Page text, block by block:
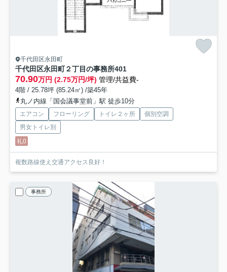
千代田区永田町
千代田区永田町２丁目の事務所401
70.90万円 (2.75万円/坪) 管理/共益費-
4階 / 25.78坪 (85.24㎡) /築45年
丸ノ内線「国会議事堂前」駅 徒歩10分
エアコン フローリング トイレ２ヶ所
個別空調
男女トイレ別
礼0
複数路線使え交通アクセス良好！
事務所